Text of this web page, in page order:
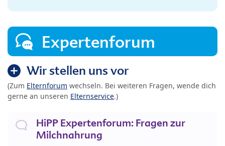
Expertenforum
Wir stellen uns vor
(Zum Elternforum wechseln. Bei weiteren Fragen, wende dich
gerne an unseren Elternservice.)
HiPP Expertenforum: Fragen zur
Milchnahrung